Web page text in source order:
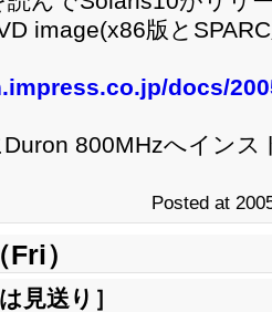
image(x86版と
docs/
800MHzへインス
Posted at
）
見送り ］